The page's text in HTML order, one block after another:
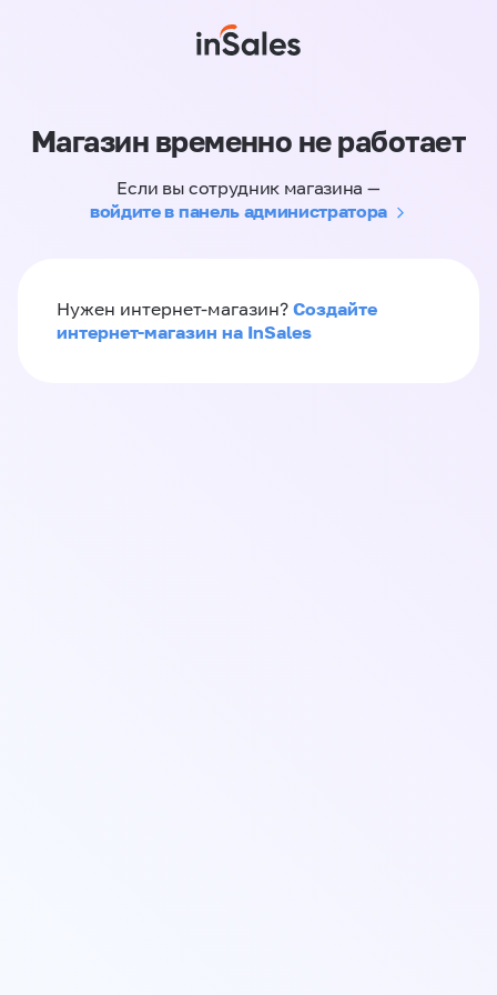
Магазин временно не работает
Если вы сотрудник магазина —
войдите в панель администратора
Нужен интернет-магазин? Создайте
интернет-магазин на InSales